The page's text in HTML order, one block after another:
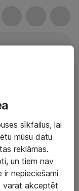
sīkfailus, lai
mūsu datu
reklāmas.
un tiem nav
ir nepieciešami
varat akceptēt